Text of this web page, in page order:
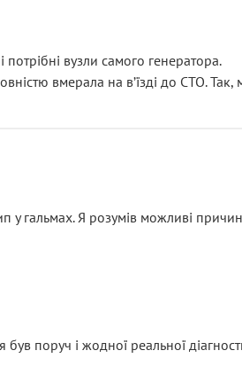
вузли самого генератора.
вмерала на вʼїзді до СТО.
у гальмах. Я розумів можливі
був поруч і жодної реальної